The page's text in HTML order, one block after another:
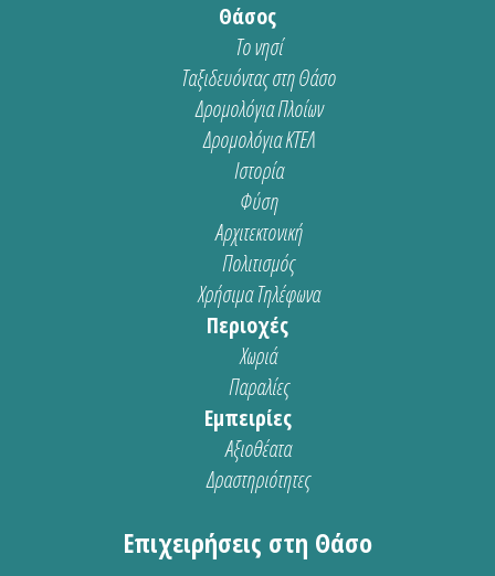
Θάσος
Το νησί
Ταξιδευόντας στη Θάσο
Δρομολόγια Πλοίων
Δρομολόγια ΚΤΕΛ
Ιστορία
Φύση
Αρχιτεκτονική
Πολιτισμός
Χρήσιμα Τηλέφωνα
Περιοχές
Χωριά
Παραλίες
Εμπειρίες
Αξιοθέατα
Δραστηριότητες
Επιχειρήσεις στη Θάσο